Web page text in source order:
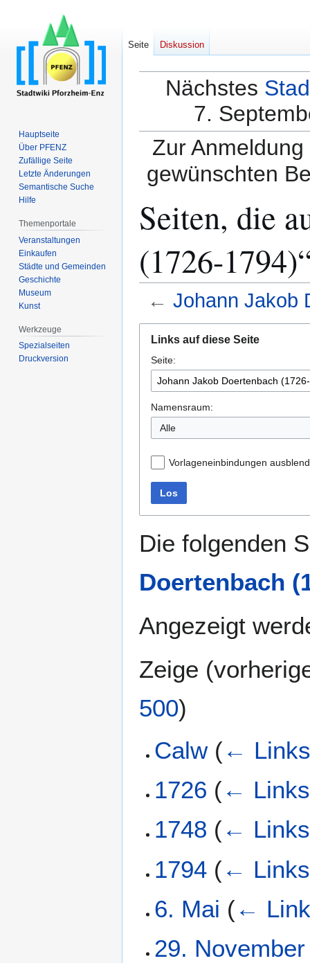
Nächstes
7.
Zur
gewünschten
Seiten, die
(1726-
← Johann Jakob
Navigation
springen
Suche
springen
Links auf diese Seite
Seite:
Namensraum:
Alle
Vorlageneinbindungen
Los
Die folgenden
Doertenbach
Angezeigt
Zeige (
500)
Calw (←
1726 (← Links
1748 (← Links
1794 (← Links
6. Mai (←
29. November
Seite Diskussion
Hauptseite
Über PFENZ
Zufällige Seite
Letzte Änderungen
Semantische Suche
Hilfe
Themenportale
Veranstaltungen
Einkaufen
Städte und Gemeinden
Geschichte
Museum
Kunst
Werkzeuge
Spezialseiten
Druckversion